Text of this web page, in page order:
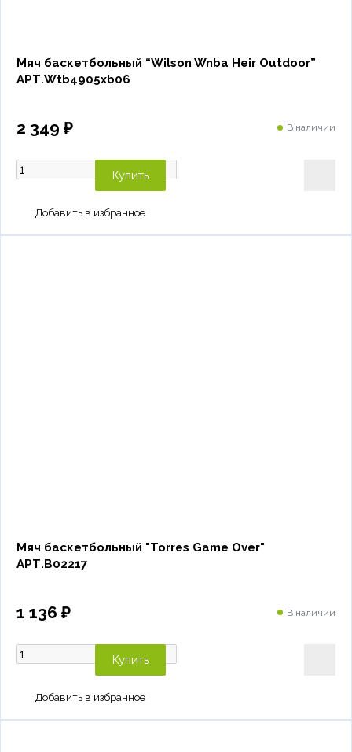
Мяч баскетбольный “Wilson Wnba Heir Outdoor”
АРТ.Wtb4905xb06
2 349 ₽ В наличии
Купить
Мяч баскетбольный "Torres Game Over"
АРТ.B02217
1 136 ₽ В наличии
Купить